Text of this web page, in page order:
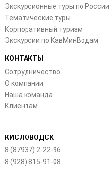
Экскурсионные туры по России
Тематические туры
Корпоративный туризм
Экскурсии по КавМинВодам
КОНТАКТЫ
Сотрудничество
О компании
Наша команда
Клиентам
КИСЛОВОДСК
8 (87937) 2-22-96
8 (928) 815-91-08